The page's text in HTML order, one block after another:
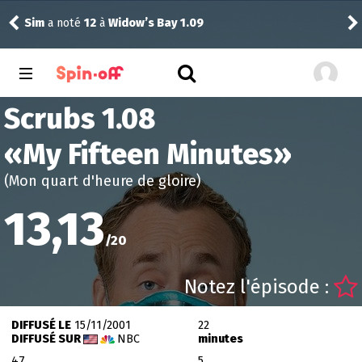
Sim a noté 12 à Widow’s Bay 1.09
Scrubs 1.08
«My Fifteen Minutes»
(Mon quart d'heure de gloire)
13,13/20
Notez l'épisode :
DIFFUSÉ LE15/11/2001
DIFFUSÉ SUR
NBC
22
minutes